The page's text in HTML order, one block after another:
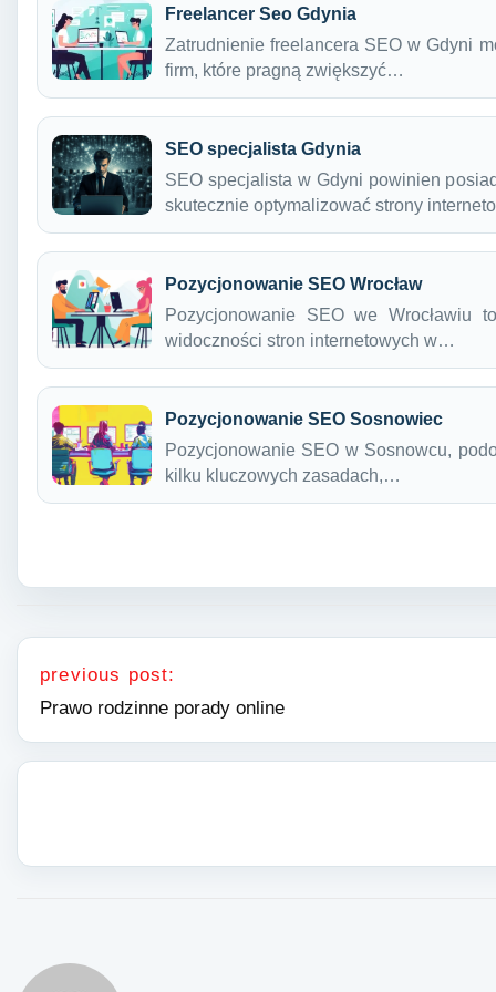
Freelancer Seo Gdynia
Zatrudnienie freelancera SEO w Gdyni
firm, które pragną zwiększyć…
SEO specjalista Gdynia
SEO specjalista w Gdyni powinien
skutecznie optymalizować strony
Pozycjonowanie SEO Wrocław
Pozycjonowanie SEO we Wrocławiu
widoczności stron internetowych w…
Pozycjonowanie SEO Sosnowiec
Pozycjonowanie SEO w Sosnowcu,
kilku kluczowych zasadach,…
Nawigacja wpisu
previous post:
Prawo rodzinne porady online